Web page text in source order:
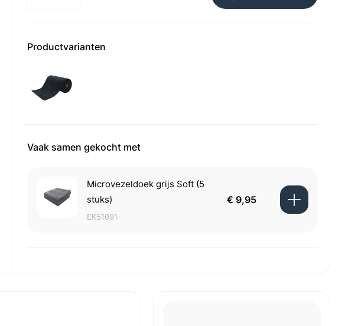
Productvarianten
Vaak samen gekocht met
Microvezeldoek grijs Soft (5
stuks)
EK51091
€ 9,95